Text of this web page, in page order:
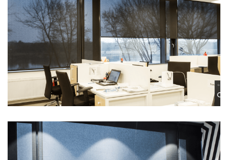
Вертикальные жалюзи
Противопожарные ворота
Доковые системы